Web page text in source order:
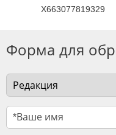
X663077819329
Форма для